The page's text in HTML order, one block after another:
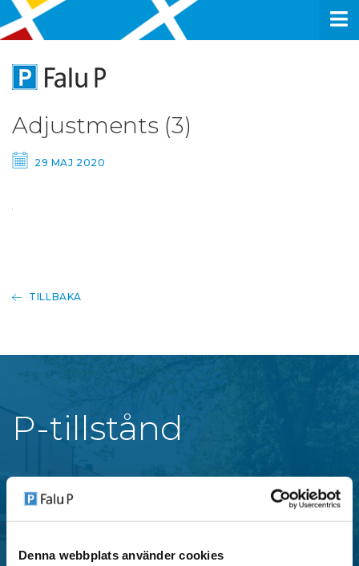
Denna webbplats använder cookies
Adjustments (3)
29 MAJ 2020
TILLBAKA
P-tillstånd
centrala områden i Falun, anpassade för både